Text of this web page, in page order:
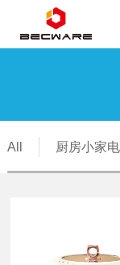
All 厨房小家电